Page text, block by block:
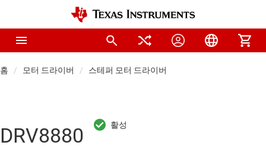
홈 모터 드라이버 스테퍼 모터 드라이버
DRV8880